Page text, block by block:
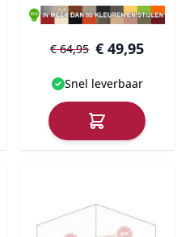
€ 49,95
€ 64,95
Snel leverbaar